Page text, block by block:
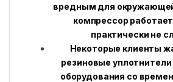
вредным для
компрессор
практически не
Некоторые клиенты
резиновые уплотнители
оборудования со